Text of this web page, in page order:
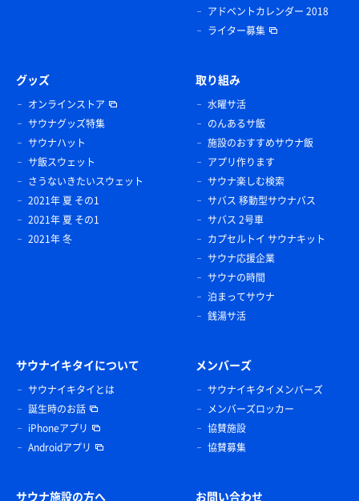
アドベントカレンダー 2018
ライター募集
グッズ
オンラインストア
サウナグッズ特集
サウナハット
サ飯スウェット
さうないきたいスウェット
2021年 夏 その1
2021年 夏 その1
2021年 冬
取り組み
水曜サ活
のんあるサ飯
施設のおすすめサウナ飯
アプリ作ります
サウナ楽しむ検索
サバス 移動型サウナバス
サバス 2号車
カプセルトイ サウナキット
サウナ応援企業
サウナの時間
泊まってサウナ
銭湯サ活
サウナイキタイについて
サウナイキタイとは
誕生時のお話
iPhoneアプリ
Androidアプリ
メンバーズ
サウナイキタイメンバーズ
メンバーズロッカー
協賛施設
協賛募集
サウナ施設の方へ お問い合わせ